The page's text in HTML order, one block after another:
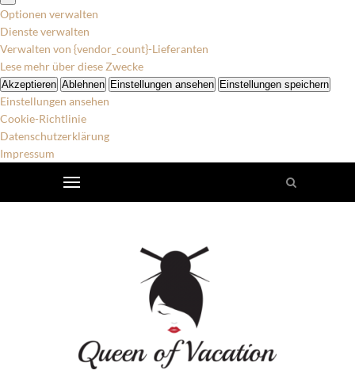
Optionen verwalten
Dienste verwalten
Verwalten von {vendor_count}-Lieferanten
Lese mehr über diese Zwecke
Akzeptieren Ablehnen Einstellungen ansehen Einstellungen speichern
Einstellungen ansehen
Cookie-Richtlinie
Datenschutzerklärung
Impressum